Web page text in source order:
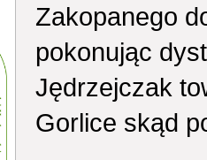
Zakopanego
pokonując
Jędrzejczak
Gorlice skąd